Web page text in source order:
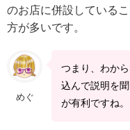
のお店に併設している
方が多いです。
めぐ
つまり、わか
込んで説明を
が有利ですね。